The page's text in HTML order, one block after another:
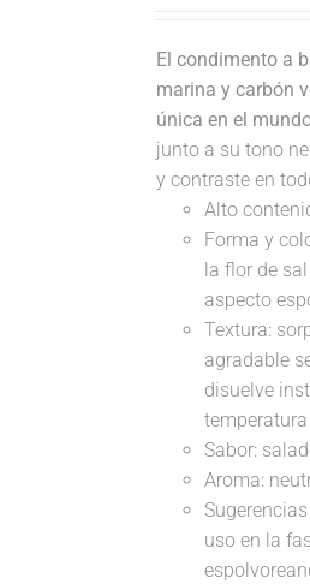
El condimento a
marina y carbón
única en el
junto a su tono
y contraste en
Alto
Forma y
la flor de
aspecto
Textura:
agradable
disuelve
Sabor:
Aroma:
uso en la